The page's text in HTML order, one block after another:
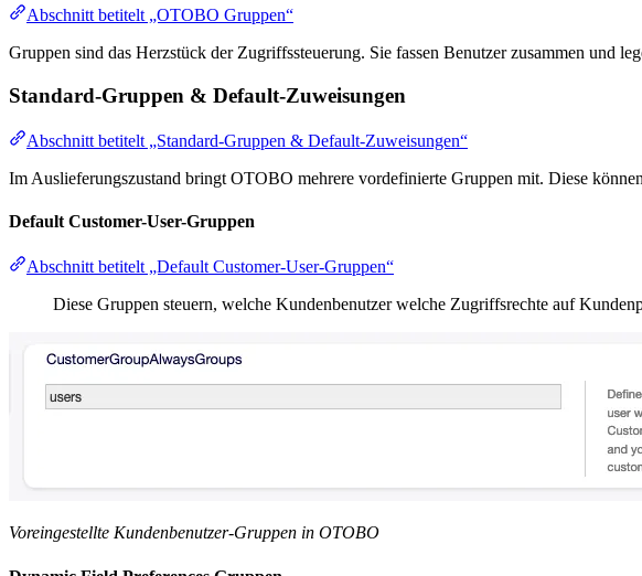
Abschnitt betitelt „OTOBO Gruppen“
Gruppen sind das Herzstück der Zugriffssteuerung. Sie fassen Benutzer zusammen und
Standard-Gruppen & Default-Zuweisungen
Abschnitt betitelt „Standard-Gruppen & Default-Zuweisungen“
Im Auslieferungszustand bringt OTOBO mehrere vordefinierte Gruppen mit. Diese
Default Customer-User-Gruppen
Abschnitt betitelt „Default Customer-User-Gruppen“
Diese Gruppen steuern, welche Kundenbenutzer welche Zugriffsrechte auf
Voreingestellte Kundenbenutzer-Gruppen in OTOBO